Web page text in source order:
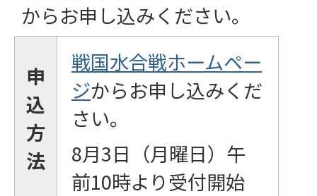
からお申し込みください。
申
込
方
法
戦国水合戦ホームペー
ジからお申し込みくだ
さい。
8月3日（月曜日）午
前10時より受付開始